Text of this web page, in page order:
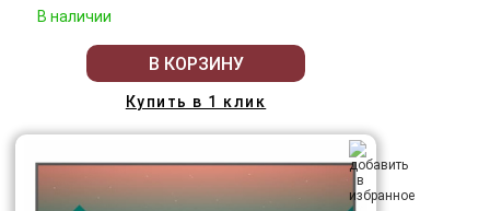
В наличии
В КОРЗИНУ
Купить в 1 клик